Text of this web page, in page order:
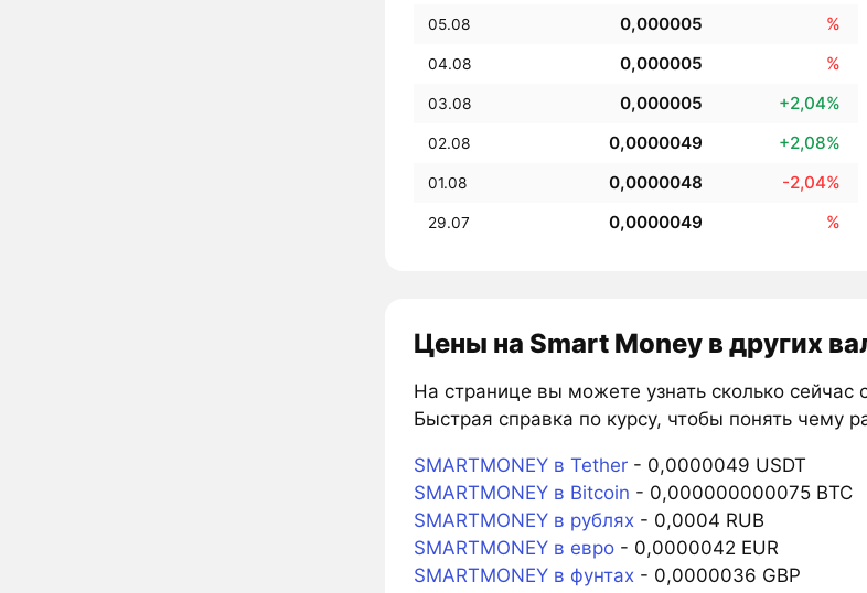
05.08 0,000005 %
04.08 0,000005 %
03.08 0,000005 +2,04%
02.08 0,0000049 +2,08%
01.08 0,0000048 -2,04%
29.07 0,0000049 %
Цены на Smart Money в других
На странице вы можете узнать сколько сейчас
Быстрая справка по курсу, чтобы понять чему
SMARTMONEY в Tether- 0,0000049 USDT
SMARTMONEY в Bitcoin - 0,000000000075 BTC
SMARTMONEY в рублях- 0,0004 RUB
SMARTMONEY в евро- 0,0000042 EUR
SMARTMONEY в фунтах- 0,0000036 GBP